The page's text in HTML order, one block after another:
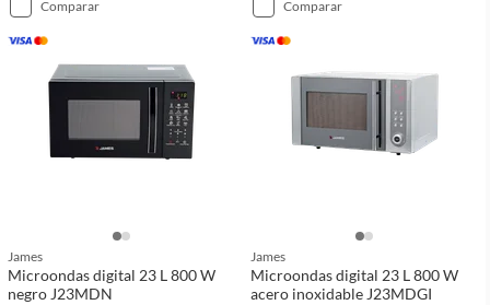
comparar
James
Microondas digital 23 L 800 W
negro J23MDN
comparar
James
Microondas digital 23 L 800 W
acero inoxidable J23MDGI